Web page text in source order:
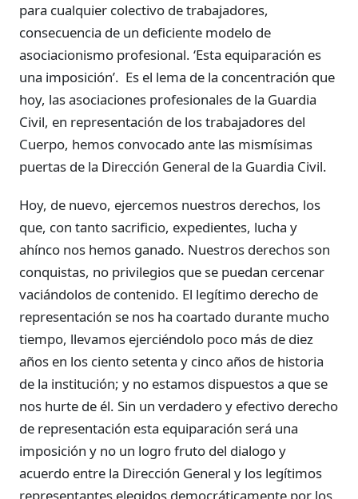
para cualquier colectivo de trabajadores,
consecuencia de un deficiente modelo de
asociacionismo profesional. ‘Esta equiparación es
una imposición’. Es el lema de la concentración que
hoy, las asociaciones profesionales de la Guardia
Civil, en representación de los trabajadores del
Cuerpo, hemos convocado ante las mismísimas
puertas de la Dirección General de la Guardia Civil.
Hoy, de nuevo, ejercemos nuestros derechos, los
que, con tanto sacrificio, expedientes, lucha y
ahínco nos hemos ganado. Nuestros derechos son
conquistas, no privilegios que se puedan cercenar
vaciándolos de contenido. El legítimo derecho de
representación se nos ha coartado durante mucho
tiempo, llevamos ejerciéndolo poco más de diez
años en los ciento setenta y cinco años de historia
de la institución; y no estamos dispuestos a que se
nos hurte de él. Sin un verdadero y efectivo derecho
de representación esta equiparación será una
imposición y no un logro fruto del dialogo y
acuerdo entre la Dirección General y los legítimos
representantes elegidos democráticamente por los